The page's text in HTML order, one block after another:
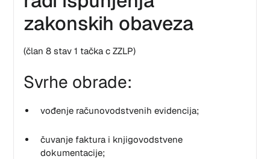
zakonskih obaveza
(član 8 stav 1 tačka c ZZLP)
Svrhe obrade:
vođenje računovodstvenih evidencija;
čuvanje faktura i knjigovodstvene
dokumentacije;